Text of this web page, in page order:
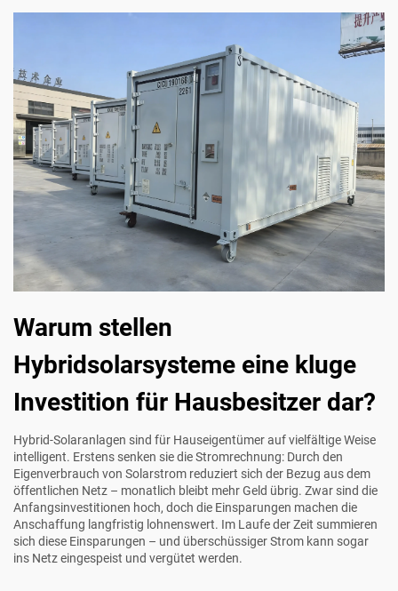
Warum stellen
Hybridsolarsysteme eine kluge
Investition für Hausbesitzer dar?
Hybrid-Solaranlagen sind für Hauseigentümer auf vielfältige Weise
intelligent. Erstens senken sie die Stromrechnung: Durch den
Eigenverbrauch von Solarstrom reduziert sich der Bezug aus dem
öffentlichen Netz – monatlich bleibt mehr Geld übrig. Zwar sind die
Anfangsinvestitionen hoch, doch die Einsparungen machen die
Anschaffung langfristig lohnenswert. Im Laufe der Zeit summieren
sich diese Einsparungen – und überschüssiger Strom kann sogar
ins Netz eingespeist und vergütet werden.